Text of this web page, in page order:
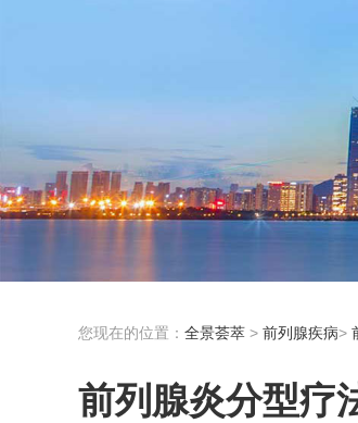
您现在的位置： 全景荟萃 > 前列腺疾病>
前列腺炎分型疗